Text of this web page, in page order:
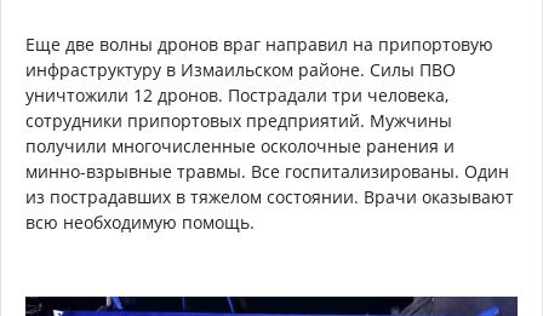
Еще две волны дронов враг направил на припортовую
инфраструктуру в Измаильском районе. Силы ПВО
уничтожили 12 дронов. Пострадали три человека,
сотрудники припортовых предприятий. Мужчины
получили многочисленные осколочные ранения и
минно-взрывные травмы. Все госпитализированы. Один
из пострадавших в тяжелом состоянии. Врачи оказывают
всю необходимую помощь.